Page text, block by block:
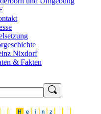
Nixdorf
& Fakten